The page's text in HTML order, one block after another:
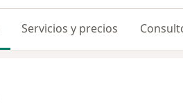
Servicios y precios